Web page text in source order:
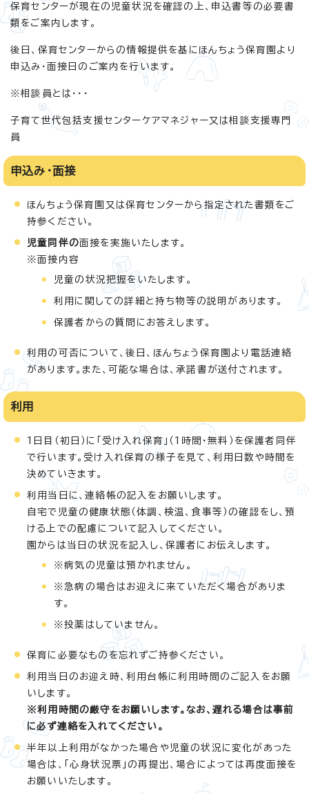
保育センターが現在の児童状況を確認の上、申込書等の必要書
類をご案内します。
後日、保育センターからの情報提供を基にほんちょう保育園より
申込み・面接日のご案内を行います。
※相談員とは・・・
子育て世代包括支援センターケアマネジャー又は相談支援専門
員
申込み・面接
ほんちょう保育園又は保育センターから指定された書類をご
持参ください。
児童同伴の面接を実施いたします。
※面接内容
児童の状況把握をいたします。
利用に関しての詳細と持ち物等の説明があります。
保護者からの質問にお答えします。
利用の可否について、後日、ほんちょう保育園より電話連絡
があります。また、可能な場合は、承諾書が送付されます。
利用
1日目（初日）に「受け入れ保育」（1時間・無料）を保護者同伴
で行います。受け入れ保育の様子を見て、利用日数や時間を
決めていきます。
利用当日に、連絡帳の記入をお願いします。
自宅で児童の健康状態（体調、検温、食事等）の確認をし、預
ける上での配慮について記入してください。
園からは当日の状況を記入し、保護者にお伝えします。
※病気の児童は預かれません。
※急病の場合はお迎えに来ていただく場合がありま
す。
※投薬はしていません。
保育に必要なものを忘れずご持参ください。
利用当日のお迎え時、利用台帳に利用時間のご記入をお願
いします。
※利用時間の厳守をお願いします。なお、遅れる場合は事前
に必ず連絡を入れてください。
半年以上利用がなかった場合や児童の状況に変化があった
場合は、「心身状況票」の再提出、場合によっては再度面接を
お願いいたします。